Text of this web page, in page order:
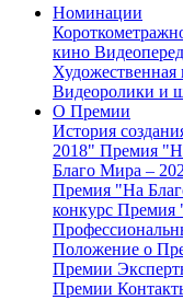
Номинации
кино
Художественная
Видеоролики и
О Премии
История
2018" Премия
Благо Мира –
Премия "На
конкурс Премия
Положение о
Премии
Премии